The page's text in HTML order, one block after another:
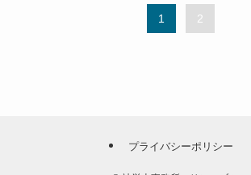
1 2
プライバシーポリシー